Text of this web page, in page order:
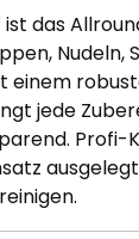
ist das
Nudeln,
einem
jede
Profi-